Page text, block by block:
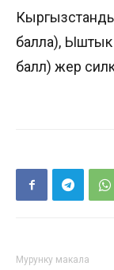
балла), Ыштык
балл) жер
Мурунку макала